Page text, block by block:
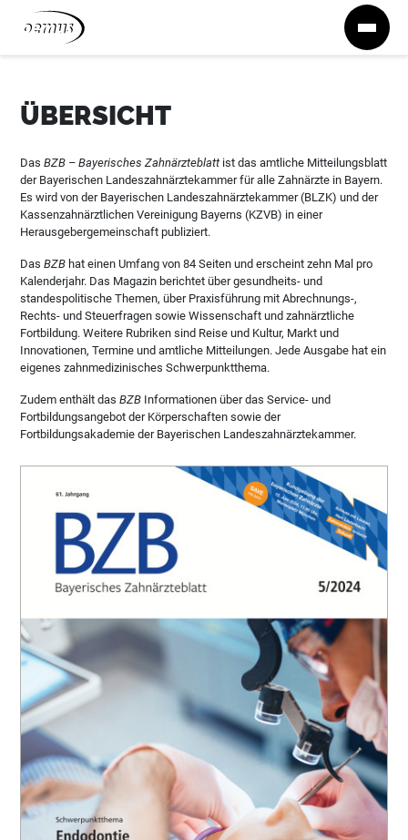
Zum Inhalt springen
ÜBERSICHT
DasBZB – Bayerisches Zahnärzteblatt ist das amtliche Mitteilungsblatt
der Bayerischen Landeszahnärztekammer für alle Zahnärzte in Bayern.
Es wird von der Bayerischen Landeszahnärztekammer (BLZK) und der
Kassenzahnärztlichen Vereinigung Bayerns (KZVB) in einer
Herausgebergemeinschaft publiziert.
DasBZB hat einen Umfang von 84 Seiten und erscheint zehn Mal pro
Kalenderjahr. Das Magazin berichtet über gesundheits- und
standespolitische Themen, über Praxisführung mit Abrechnungs-,
Rechts- und Steuerfragen sowie Wissenschaft und zahnärztliche
Fortbildung. Weitere Rubriken sind Reise und Kultur, Markt und
Innovationen, Termine und amtliche Mitteilungen. Jede Ausgabe hat ein
eigenes zahnmedizinisches Schwerpunktthema.
Zudem enthält dasBZB Informationen über das Service- und
Fortbildungsangebot der Körperschaften sowie der
Fortbildungsakademie der Bayerischen Landeszahnärztekammer.